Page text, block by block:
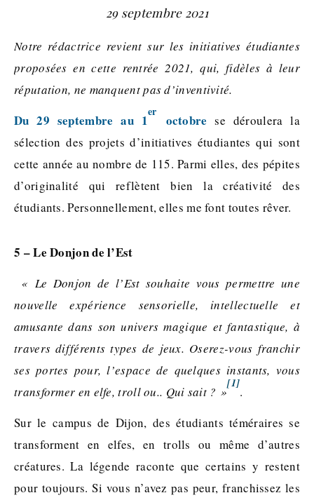
29 septembre 2021
Notre rédactrice revient sur les initiatives étudiantes
proposées en cette rentrée 2021, qui, fidèles à leur
réputation, ne manquent pas d’inventivité.
Du 29 septembre au 1
er
octobre se déroulera la
sélection des projets d’initiatives étudiantes qui sont
cette année au nombre de 115. Parmi elles, des pépites
d’originalité qui reflètent bien la créativité des
étudiants. Personnellement, elles me font toutes rêver.
5 – Le Donjon de l’Est
« Le Donjon de l’Est souhaite vous permettre une
nouvelle expérience sensorielle, intellectuelle et
amusante dans son univers magique et fantastique, à
travers différents types de jeux. Oserez-vous franchir
ses portes pour, l’espace de quelques instants, vous
transformer en elfe, troll ou.. Qui sait ? »
[1]
.
Sur le campus de Dijon, des étudiants téméraires se
transforment en elfes, en trolls ou même d’autres
créatures. La légende raconte que certains y restent
pour toujours. Si vous n’avez pas peur, franchissez les